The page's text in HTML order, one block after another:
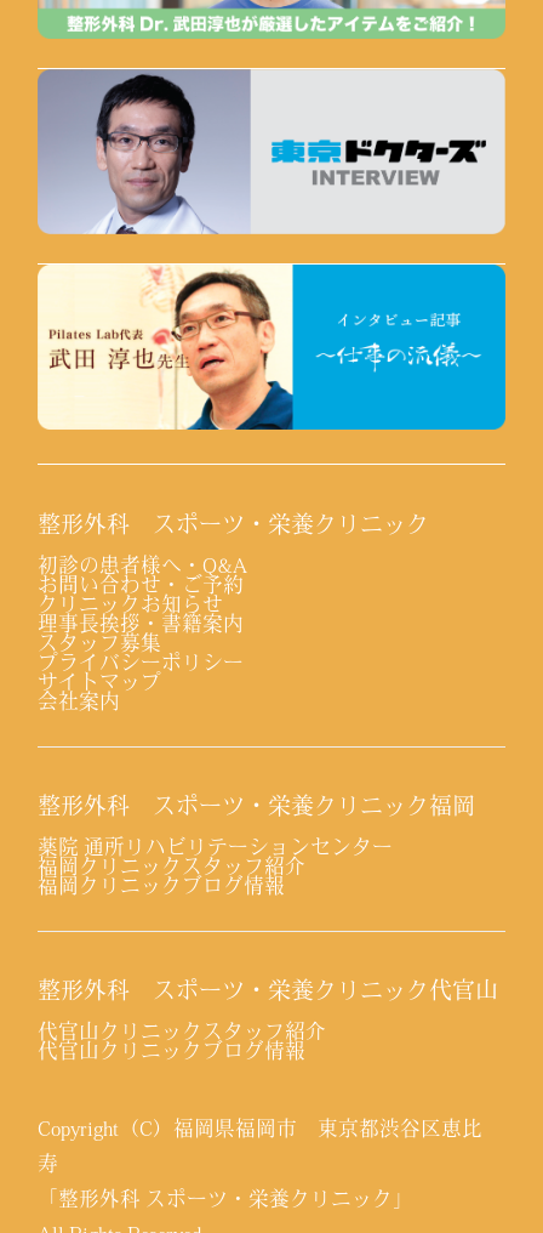
整形外科 スポーツ・栄養クリニック
初診の患者様へ・Q&A
お問い合わせ・ご予約
クリニックお知らせ
理事長挨拶・書籍案内
スタッフ募集
プライバシーポリシー
サイトマップ
会社案内
整形外科 スポーツ・栄養クリニック福岡
薬院 通所リハビリテーションセンター
福岡クリニックスタッフ紹介
福岡クリニックブログ情報
整形外科 スポーツ・栄養クリニック代官山
代官山クリニックスタッフ紹介
代官山クリニックブログ情報
Copyright（C）福岡県福岡市 東京都渋谷区恵比
寿
「整形外科 スポーツ・栄養クリニック」